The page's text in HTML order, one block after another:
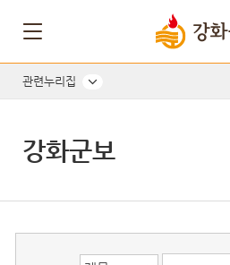
관련누리집
강화군보